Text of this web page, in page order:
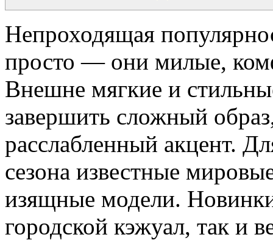
Непроходящая
просто — они милые,
Внешне мягкие и
завершить сложный
расслабленный акцент.
сезона известные
изящные модели.
городской кэжуал, так и